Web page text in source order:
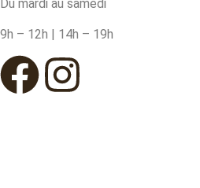
Du mardi au samedi
9h – 12h | 14h – 19h